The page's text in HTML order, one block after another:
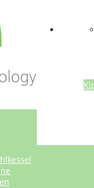
Anlagen